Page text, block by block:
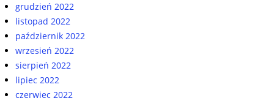
grudzień 2022
listopad 2022
październik 2022
wrzesień 2022
sierpień 2022
lipiec 2022
czerwiec 2022